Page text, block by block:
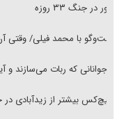
حضور در جنگ ۳۳ روزه
گفت‌وگو با محمد فیلی/ وقتی
نوجوانانی که ربات می‌سازند و
هیچ‌کس بیشتر از زیدآبادی